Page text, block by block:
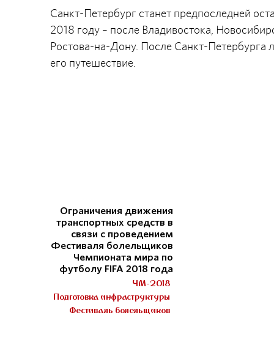
Санкт-Петербург станет предпоследней
2018 году – после Владивостока,
Ростова-на-Дону. После Санкт-Петербурга
его путешествие.
Ограничения движения
транспортных средств в
связи с проведением
Фестиваля болельщиков
Чемпионата мира по
футболу FIFA 2018 года
ЧМ-2018
Подготовка инфраструктуры
Фестиваль болельщиков